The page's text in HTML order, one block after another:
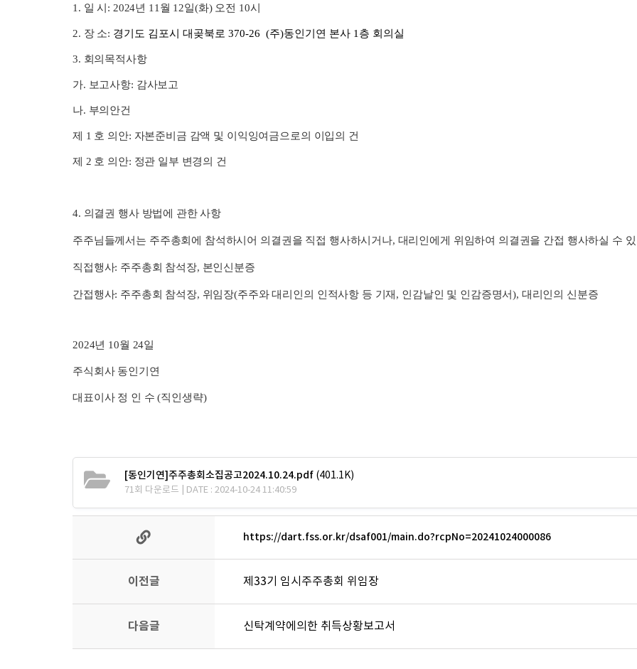
일 시: 2024년 11월 12일(화) 오전 10시
장 소: 경기도 김포시 대곶북로 370-26 (주)동인기연 본사 1층 회의실
회의목적사항
가. 보고사항: 감사보고
나. 부의안건
제 1 호 의안: 자본준비금 감액 및 이익잉여금으로의 이입의 건
제 2 호 의안: 정관 일부 변경의 건
4. 의결권 행사 방법에 관한 사항
주주님들께서는 주주총회에 참석하시어 의결권을 직접 행사하시거나, 대리인에게 위임하여 의결권을 간접 행사하실 수
직접행사: 주주총회 참석장, 본인신분증
간접행사: 주주총회 참석장, 위임장(주주와 대리인의 인적사항 등 기재, 인감날인 및 인감증명서), 대리인의 신분증
2024년 10월 24일
주식회사 동인기연
대표이사 정 인 수 (직인생략)
[동인기연]주주총회소집공고2024.10.24.pdf (401.1K)
71회 다운로드 | DATE : 2024-10-24 11:40:59
https://dart.fss.or.kr/dsaf001/main.do?rcpNo=20241024000086
이전글 제33기 임시주주총회 위임장
다음글 신탁계약에의한 취득상황보고서